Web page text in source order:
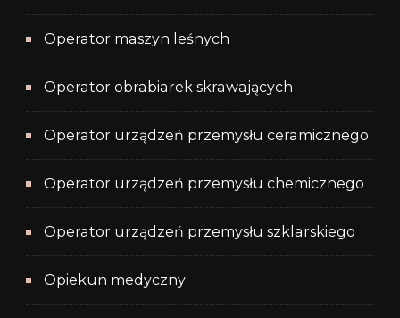
Operator maszyn leśnych
Operator obrabiarek skrawających
Operator urządzeń przemysłu ceramicznego
Operator urządzeń przemysłu chemicznego
Operator urządzeń przemysłu szklarskiego
Opiekun medyczny